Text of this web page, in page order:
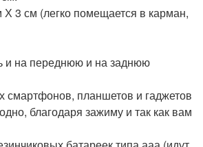
3 см (легко помещается в карман,
и на переднюю и на заднюю
смартфонов, планшетов и гаджетов
благодаря зажиму и так как вам